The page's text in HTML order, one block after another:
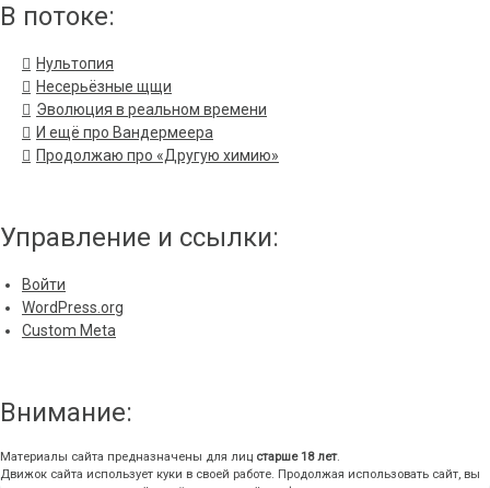
В потоке:
Нультопия
Несерьёзные щщи
Эволюция в реальном времени
И ещё про Вандермеера
Продолжаю про «Другую химию»
Управление и ссылки:
Войти
WordPress.org
Custom Meta
Внимание:
Материалы сайта предназначены для лиц старше 18 лет.
Движок сайта использует куки в своей работе. Продолжая использовать сайт, вы